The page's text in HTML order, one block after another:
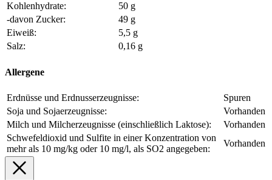
Kohlenhydrate:
50 g
-davon Zucker:
49 g
Eiweiß:
5,5 g
Salz:
0,16 g
Allergene
Erdnüsse und Erdnusserzeugnisse:
Spuren
Soja und Sojaerzeugnisse:
Vorhanden
Milch und Milcherzeugnisse (einschließlich Laktose):
Vorhanden
Schwefeldioxid und Sulfite in einer Konzentration von
mehr als 10 mg/kg oder 10 mg/l, als SO2 angegeben:
Vorhanden